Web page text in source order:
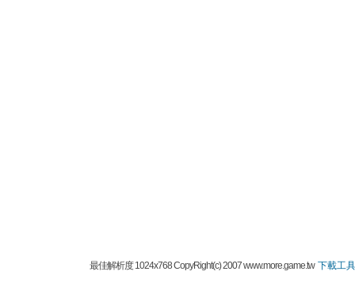
最佳解析度 1024x768 CopyRight(c) 2007 www.more.game.tw下載工